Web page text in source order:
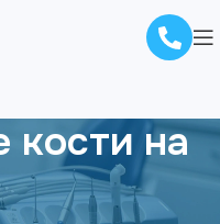
кости на